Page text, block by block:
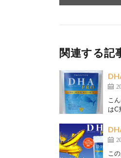
関連する記
こ
はC
こ